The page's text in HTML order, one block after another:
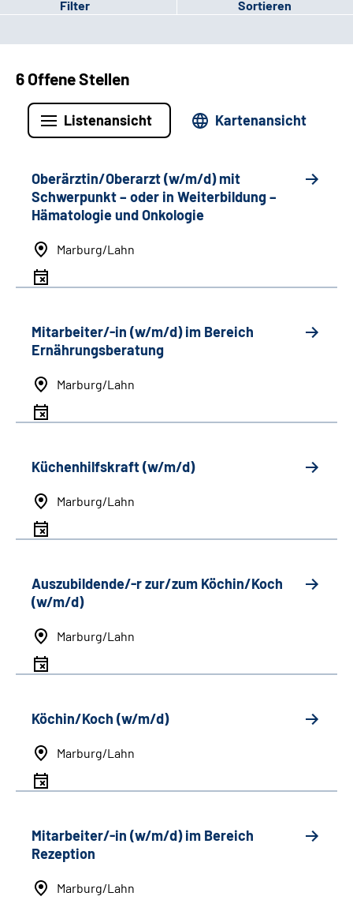
Filter Sortieren
6 Offene Stellen
Listenansicht Kartenansicht
Oberärztin/Oberarzt (w/m/d) mit
Schwerpunkt– oder in Weiterbildung–
Hämatologie und Onkologie
Marburg/Lahn
Mitarbeiter/-in (w/m/d) im Bereich
Ernährungsberatung
Marburg/Lahn
Küchenhilfskraft (w/m/d)
Marburg/Lahn
Auszubildende/-r zur/zum Köchin/Koch
(w/m/d)
Marburg/Lahn
Köchin/Koch (w/m/d)
Marburg/Lahn
Mitarbeiter/-in (w/m/d) im Bereich
Rezeption
Marburg/Lahn